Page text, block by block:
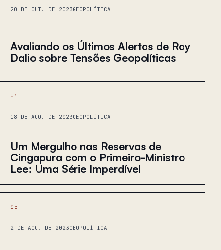
20 DE OUT. DE 2023GEOPOLÍTICA
Avaliando os Últimos Alertas de Ray
Dalio sobre Tensões Geopolíticas
04
18 DE AGO. DE 2023GEOPOLÍTICA
Um Mergulho nas Reservas de
Cingapura com o Primeiro-Ministro
Lee: Uma Série Imperdível
05
2 DE AGO. DE 2023GEOPOLÍTICA